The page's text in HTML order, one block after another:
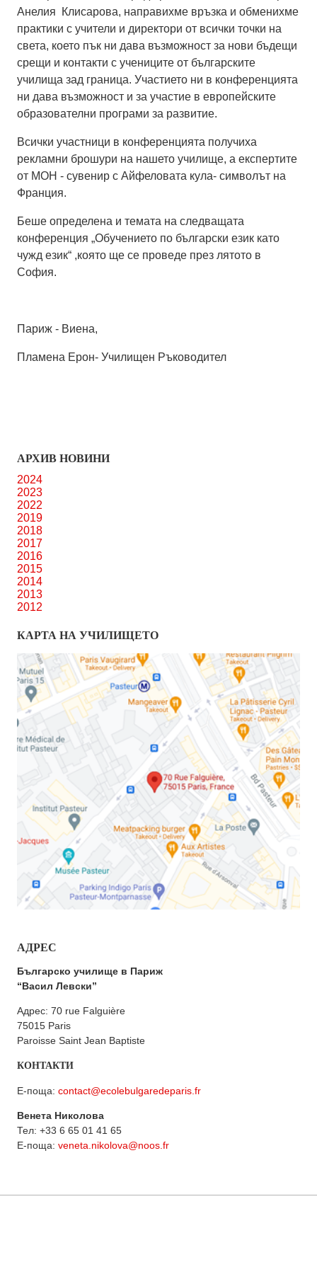
Анелия Клисарова, направихме връзка и обменихме
практики с учители и директори от всички точки на
света, което пък ни дава възможност за нови бъдещи
срещи и контакти с учениците от българските
училища зад граница. Участието ни в конференцията
ни дава възможност и за участие в европейските
образователни програми за развитие.
Всички участници в конференцията получиха
рекламни брошури на нашето училище, а експертите
от МОН - сувенир с Айфеловата кула- символът на
Франция.
Беше определена и темата на следващата
конференция „Обучението по български език като
чужд език“ ,която ще се проведе през лятото в
София.
Париж - Виена,
Пламена Ерон- Училищен Ръководител
АРХИВ НОВИНИ
2024
2023
2022
2019
2018
2017
2016
2015
2014
2013
2012
КАРТА НА УЧИЛИЩЕТО
АДРЕС
Българско училище в Париж
“Васил Левски”
Адрес: 70 rue Falguière
75015 Paris
Paroisse Saint Jean Baptiste
КОНТАКТИ
Е-поща: contact@ecolebulgaredeparis.fr
Венета Николова
Тел: +33 6 65 01 41 65
Е-поща: veneta.nikolova@noos.fr